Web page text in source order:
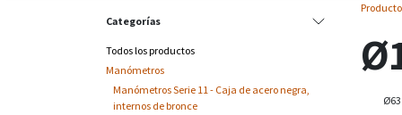
Categorías
Todos los productos
Manómetros
Manómetros Serie 11 - Caja de acero negra,
internos de bronce